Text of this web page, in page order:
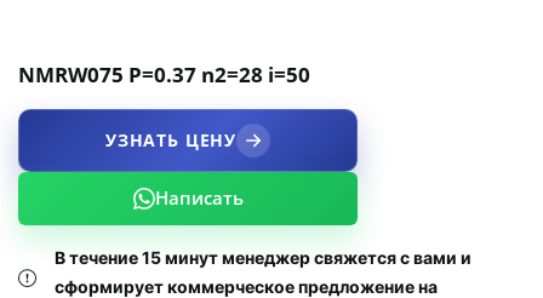
NMRW075 P=0.37 n2=28 i=50
УЗНАТЬ ЦЕНУ
Написать
В течение 15 минут менеджер свяжется с вами и
сформирует коммерческое предложение на